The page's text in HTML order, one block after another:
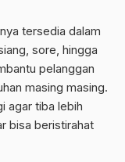
tersedia dalam
sore, hingga
pelanggan
masing masing.
agar tiba lebih
bisa beristirahat